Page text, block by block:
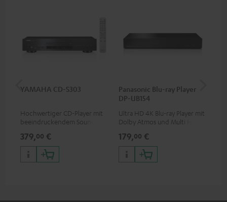
YAMAHA CD-S303
Hochwertiger CD-Player mit
beeindruckendem Sound und
379,00 €
Panasonic Blu-ray Player
DP-UB154
Ultra HD 4K Blu-ray Player mit
Dolby Atmos und Multi HDR-
HDR10+ für eine überragende
Bildqualität mit lebensechten
Kontrasten und Farben
179,00 €